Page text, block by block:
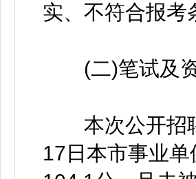
实、不符合报考
(二)笔试及资
本次公开招聘
17日本市事业